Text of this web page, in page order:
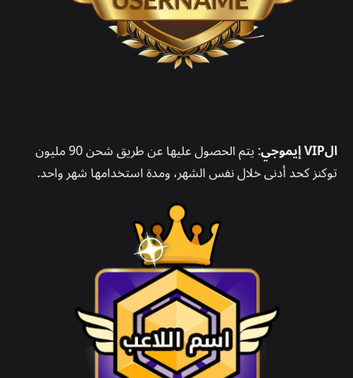
الVIP إيموجي
: يتم الحصول عليها عن طريق شحن 90 مليون
توكنز كحد أدنى خلال نفس الشهر، ومدة استخدامها شهر واحد.